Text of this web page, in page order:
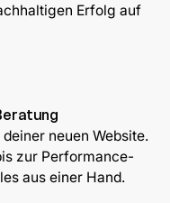
Erfolg auf
neuen Website.
zur Performance-
aus einer Hand.